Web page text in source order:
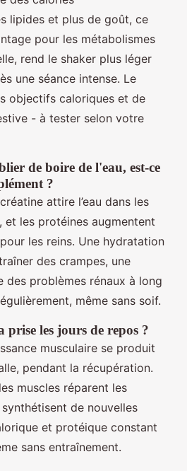
lipides et plus de goût, ce
pour les métabolismes
rend le shaker plus léger
une séance intense. Le
objectifs caloriques et de
- à tester selon votre
de boire de l'eau, est-ce
?
attire l’eau dans les
et les protéines augmentent
les reins. Une hydratation
des crampes, une
des problèmes rénaux à long
même sans soif.
les jours de repos ?
musculaire se produit
pendant la récupération.
muscles réparent les
de nouvelles
et protéique constant
sans entraînement.